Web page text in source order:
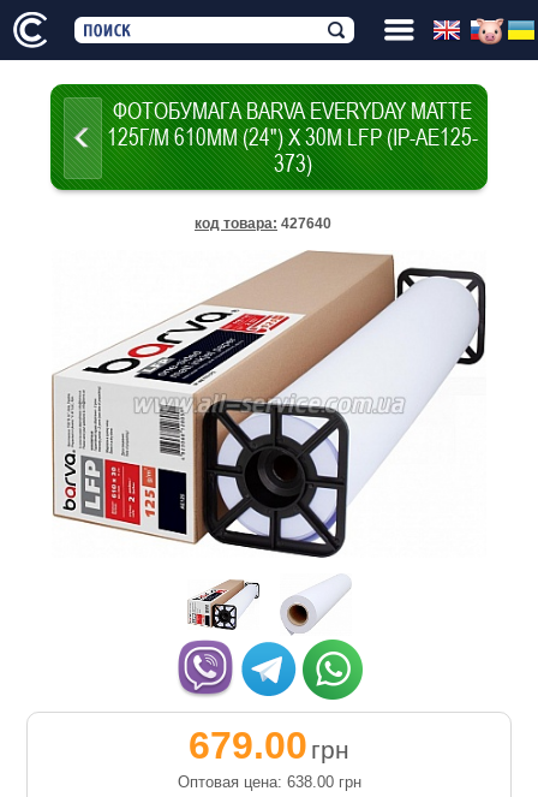
ФОТОБУМАГА BARVA EVERYDAY MATTE
125Г/М 610ММ (24") X 30М LFP (IP-AE125-
373)
код товара: 427640
679.00 грн
Оптовая цена: 638.00 грн